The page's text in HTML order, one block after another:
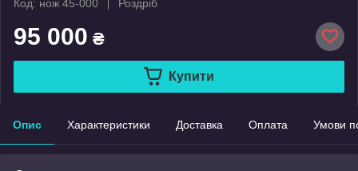
Код: нож 45-000
Роздріб
95 000 ₴
Купити
Опис Характеристики Доставка Оплата Умови